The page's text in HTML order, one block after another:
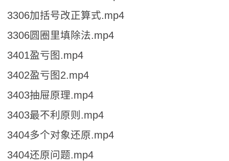
3306加括号改正算式.mp4
3306圆圈里填除法.mp4
3401盈亏图.mp4
3402盈亏图2.mp4
3403抽屉原理.mp4
3403最不利原则.mp4
3404多个对象还原.mp4
3404还原问题.mp4